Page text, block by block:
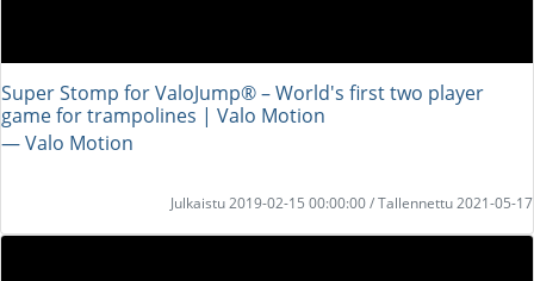
Super Stomp for ValoJump® – World's first two player
game for trampolines | Valo Motion
― Valo Motion
Julkaistu 2019-02-15 00:00:00 / Tallennettu 2021-05-17